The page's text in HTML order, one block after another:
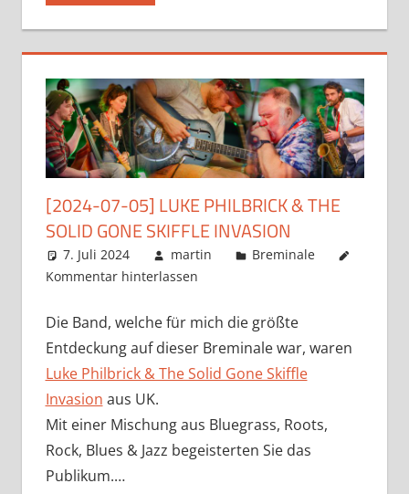
[2024-07-05] LUKE PHILBRICK & THE
SOLID GONE SKIFFLE INVASION
7. Juli 2024 martin
Breminale
Kommentar hinterlassen
Die Band, welche für mich die größte
Entdeckung auf dieser Breminale war, waren
Luke Philbrick & The Solid Gone Skiffle
Invasion aus UK.
Mit einer Mischung aus Bluegrass, Roots,
Rock, Blues & Jazz begeisterten Sie das
Publikum.…